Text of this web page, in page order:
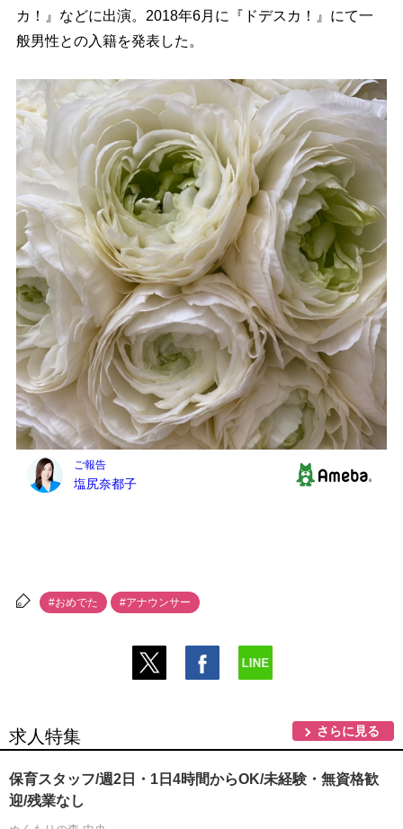
カ！』などに出演。2018年6月に『ドデスカ！』にて一
般男性との入籍を発表した。
#おめでた #アナウンサー
求人特集 さらに見る
保育スタッフ/週2日・1日4時間からOK/未経験・無資格歓
迎/残業なし